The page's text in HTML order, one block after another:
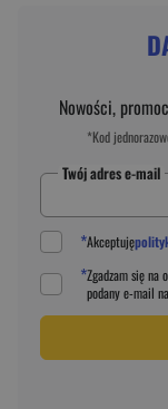
Nowości,
*Kod
Twój adres e-mail
*Akceptuję
*Zgadzam się
podanye-mail